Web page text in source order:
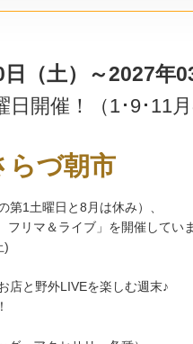
（土）～2027年
日開催！（1･9･11
らづ朝市
第1土曜日と8月は休み）、
フリマ＆ライブ」を開催してい
)
店と野外LIVEを楽しむ週末♪